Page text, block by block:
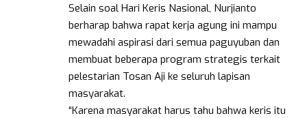
Selain soal Hari Keris Nasional, Nurjianto
berharap bahwa rapat kerja agung ini mampu
mewadahi aspirasi dari semua paguyuban dan
membuat beberapa program strategis terkait
pelestarian Tosan Aji ke seluruh lapisan
masyarakat.
“Karena masyarakat harus tahu bahwa keris itu